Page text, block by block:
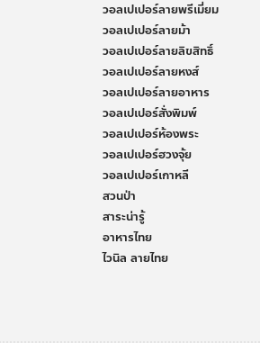
วอลเปเปอร์ลายพรีเมี่ยม
วอลเปเปอร์ลายม้า
วอลเปเปอร์ลายลิขสิทธิ์
วอลเปเปอร์ลายหงส์
วอลเปเปอร์ลายอาหาร
วอลเปเปอร์สั่งพิมพ์
วอลเปเปอร์ห้องพระ
วอลเปเปอร์ฮวงจุ้ย
วอลเปเปอร์เกาหลี
สวนป่า
สาระน่ารู้
อาหารไทย
ไวนิล ลายไทย